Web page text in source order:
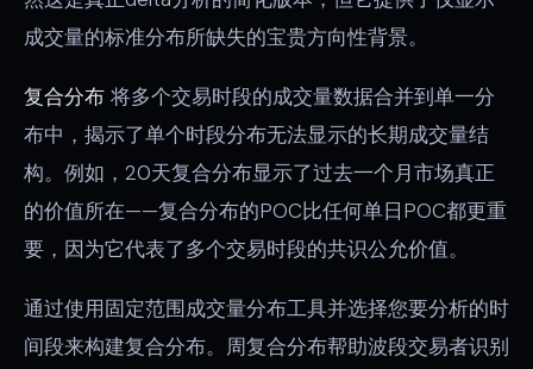
成交量的标准分布所缺失的宝贵方向性背景。
复合分布 将多个交易时段的成交量数据合并到单一分
布中，揭示了单个时段分布无法显示的长期成交量结
构。例如，20天复合分布显示了过去一个月市场真正
的价值所在——复合分布的POC比任何单日POC都更重
要，因为它代表了多个交易时段的共识公允价值。
通过使用固定范围成交量分布工具并选择您要分析的时
间段来构建复合分布。周复合分布帮助波段交易者识别